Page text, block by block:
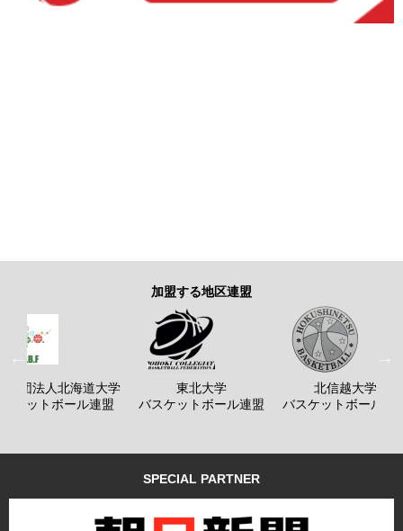
加盟する地区連盟
社団法人北海道大学
ケットボール連盟
東北大学
バスケットボール連盟
北信越大学
バスケットボール連
SPECIAL PARTNER